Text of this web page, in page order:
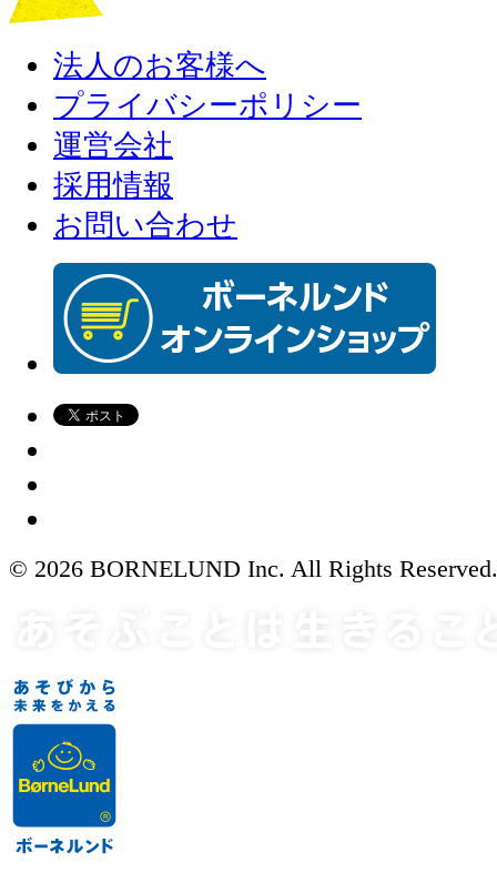
法人のお客様へ
プライバシーポリシー
運営会社
採用情報
お問い合わせ
© 2026 BORNELUND Inc. All Rights Reserved.